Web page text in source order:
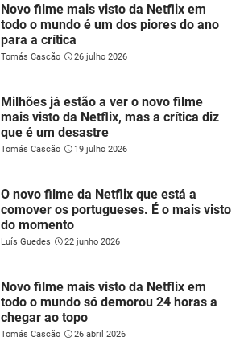
Novo filme mais visto da Netflix em
todo o mundo é um dos piores do ano
para a crítica
Tomás Cascão 26 julho 2026
Milhões já estão a ver o novo filme
mais visto da Netflix, mas a crítica diz
que é um desastre
Tomás Cascão 19 julho 2026
O novo filme da Netflix que está a
comover os portugueses. É o mais visto
do momento
Luís Guedes 22 junho 2026
Novo filme mais visto da Netflix em
todo o mundo só demorou 24 horas a
chegar ao topo
Tomás Cascão 26 abril 2026